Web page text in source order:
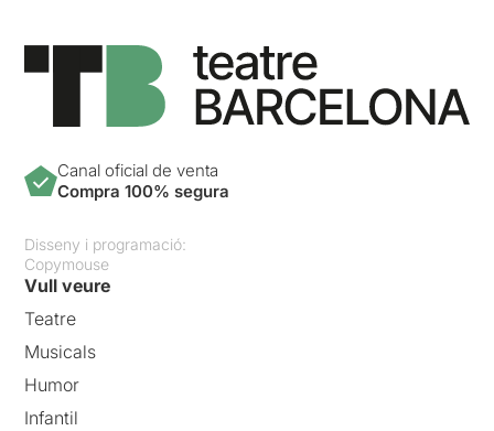
Canal oficial de venta
Compra 100% segura
Disseny i programació:
Copymouse
Vull veure
Teatre
Musicals
Humor
Infantil